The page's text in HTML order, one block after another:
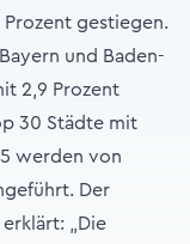
gestiegen.
und Baden-
2,9 Prozent
30 Städte mit
werden von
Der
„Die